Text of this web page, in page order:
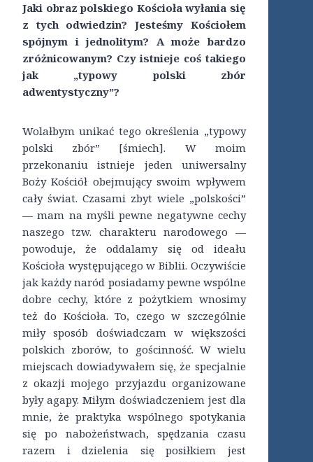
Jaki obraz polskiego Kościoła wyłania się
z tych odwiedzin? Jesteśmy Kościołem
spójnym i jednolitym? A może bardzo
zróżnicowanym? Czy istnieje coś takiego
jak „typowy polski zbór
adwentystyczny”?
Wolałbym unikać tego określenia „typowy
polski zbór” [śmiech]. W moim
przekonaniu istnieje jeden uniwersalny
Boży Kościół obejmujący swoim wpływem
cały świat. Czasami zbyt wiele „polskości”
— mam na myśli pewne negatywne cechy
naszego tzw. charakteru narodowego —
powoduje, że oddalamy się od ideału
Kościoła występującego w Biblii. Oczywiście
jak każdy naród posiadamy pewne wspólne
dobre cechy, które z pożytkiem wnosimy
też do Kościoła. To, czego w szczególnie
miły sposób doświadczam w większości
polskich zborów, to gościnność. W wielu
miejscach dowiadywałem się, że specjalnie
z okazji mojego przyjazdu organizowane
były agapy. Miłym doświadczeniem jest dla
mnie, że praktyka wspólnego spotykania
się po nabożeństwach, spędzania czasu
razem i dzielenia się posiłkiem jest